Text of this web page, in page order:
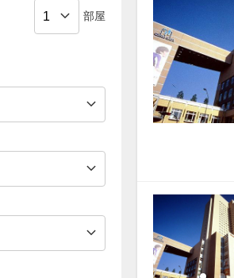
クラスJを
522便
札
(新
クラスJを
(新
クラスJを
部屋